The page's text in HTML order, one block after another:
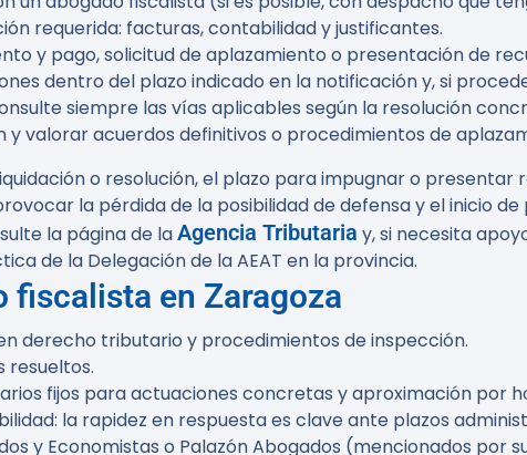
requerida: facturas, contabilidad y justificantes.
y pago, solicitud de aplazamiento o presentación de
dentro del plazo indicado en la notificación y, si
siempre las vías aplicables según la resolución
y valorar acuerdos definitivos o procedimientos de
o resolución, el plazo para impugnar o presentar
la pérdida de la posibilidad de defensa y el inicio
la página de laAgencia Tributaria y, si necesita
de la Delegación de la AEAT en la provincia.
fiscalista en Zaragoza
derecho tributario y procedimientos de inspección.
resueltos.
fijos para actuaciones concretas y aproximación por
la rapidez en respuesta es clave ante plazos
y Economistas o Palazón Abogados (mencionados por